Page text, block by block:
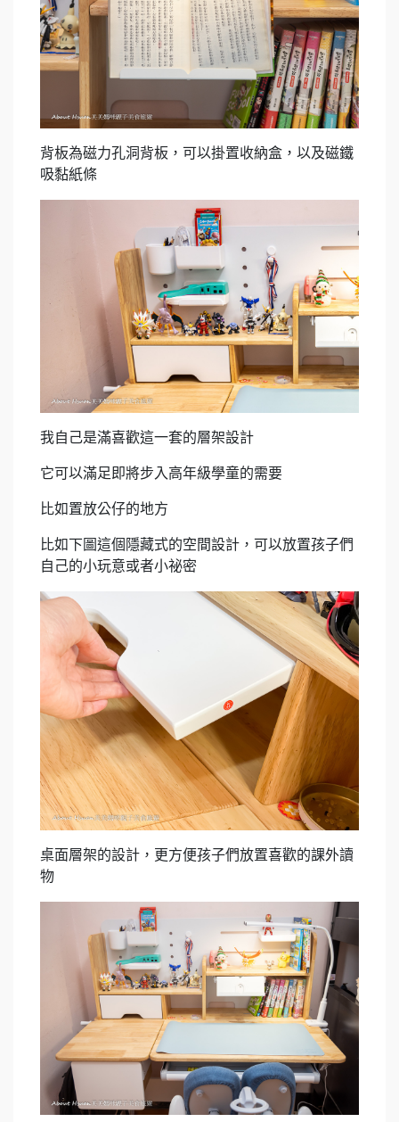
背板為磁力孔洞背板，可以掛置收納盒，以及磁鐵
吸黏紙條
我自己是滿喜歡這一套的層架設計
它可以滿足即將步入高年級學童的需要
比如置放公仔的地方
比如下圖這個隱藏式的空間設計，可以放置孩子們
自己的小玩意或者小祕密
桌面層架的設計，更方便孩子們放置喜歡的課外讀
物